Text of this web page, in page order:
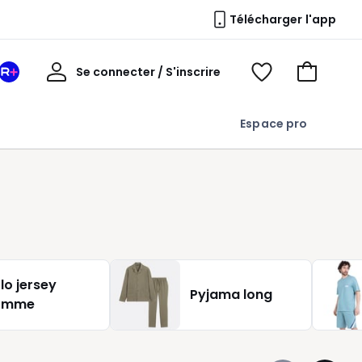
Télécharger l'app
Espace pro
Mon
Se connecter / S'inscrire
Mon
Voir
Voir
jersey
Pyjama long